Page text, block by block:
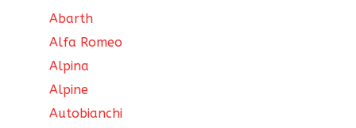
Abarth
Alfa Romeo
Alpina
Alpine
Autobianchi